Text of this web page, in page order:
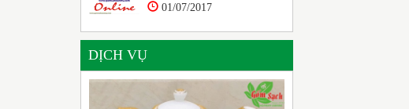
01/07/2017
DỊCH VỤ